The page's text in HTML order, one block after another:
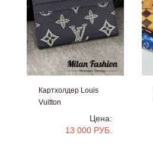
Картхолдер Louis
Vuitton
Цена:
13 000 РУБ.